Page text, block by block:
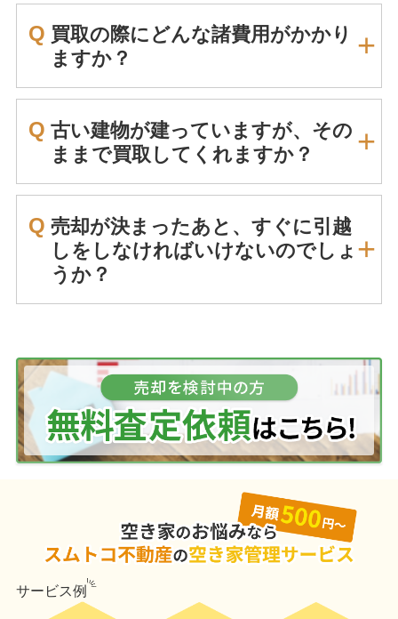
Q 買取の際にどんな諸費用がかかり
ますか？
Q 古い建物が建っていますが、その
ままで買取してくれますか？
Q 売却が決まったあと、すぐに引越
しをしなければいけないのでしょ
うか？
サービス例